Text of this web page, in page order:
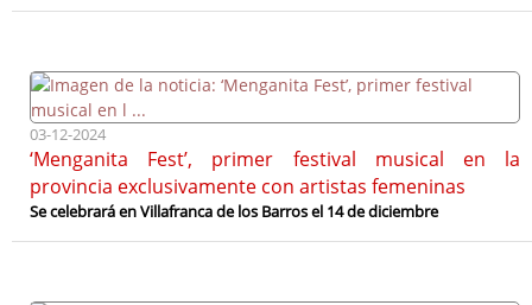
03-12-2024
‘Menganita Fest’, primer festival musical en la
provincia exclusivamente con artistas femeninas
Se celebrará en Villafranca de los Barros el 14 de diciembre